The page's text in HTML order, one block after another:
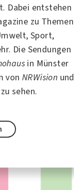
Dabei entstehen
zu Themen
Sport,
Die Sendungen
in Münster
vonNRWision und
sehen.